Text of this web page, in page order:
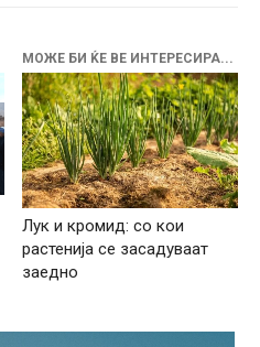
МОЖЕ БИ ЌЕ ВЕ ИНТЕРЕСИРА...
Лук и кромид: со кои
растенија се засадуваат
заедно